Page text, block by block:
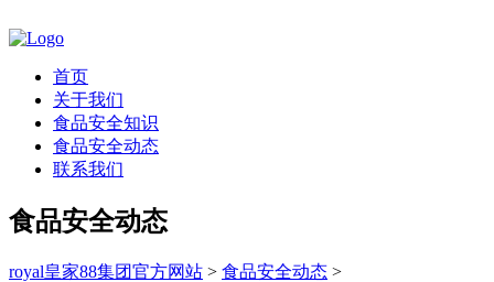
首页
关于我们
食品安全知识
食品安全动态
联系我们
食品安全动态
royal皇家88集团官方网站 > 食品安全动态 >